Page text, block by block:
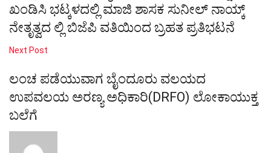
ಖಂಡಿಸಿ ಭಟ್ಕಳದಲ್ಲಿ ಮಾಜಿ ಶಾಸಕ ಸುನೀಲ್ ನಾಯ್ಕ್
ನೇತೃತ್ವದ ಲ್ಲಿ ಬಿಜೆಪಿ ವತಿಯಿಂದ ಬ್ರಹತ ಪ್ರತಿಭಟನೆ
Next Post
ಲಂಚ ಪಡೆಯುವಾಗ ಬೈಂದೂರು ವಲಯದ
ಉಪವಲಯ ಅರಣ್ಯ ಅಧಿಕಾರಿ(DRFO) ಲೋಕಾಯುಕ್ತ
ಬಲೆಗೆ